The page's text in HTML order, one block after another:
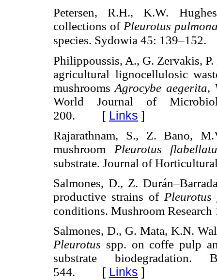
Petersen, R.H., K.W.
collections of Pleurotus
species. Sydowia 45: 139–152.
Philippoussis, A., G. Zervakis,
agricultural lignocellulosic
mushroomsAgrocybe aegerita,
World Journal of
200. [ Links ]
Rajarathnam, S., Z. Bano,
mushroom Pleurotus
substrate. Journal of
Salmones, D., Z.
productive strains of
conditions. Mushroom Research
Salmones, D., G. Mata, K.N.
Pleurotus spp. on coffe pulp
substrate biodegradation.
544. [ Links ]